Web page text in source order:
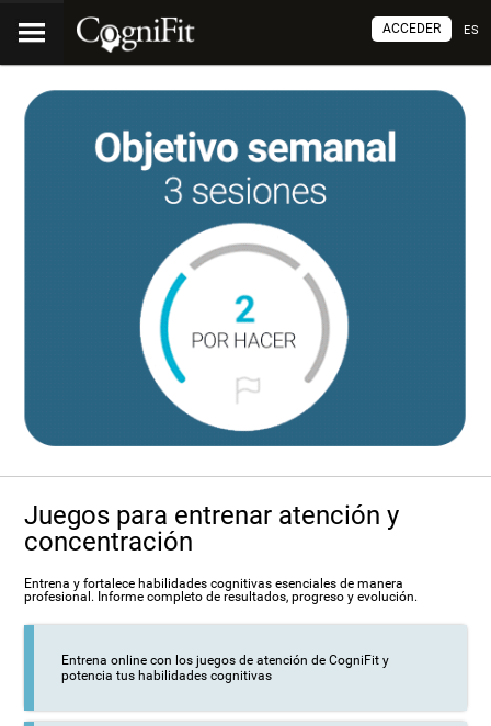
ES
ACCEDER
Juegos para entrenar atención y
concentración
Entrena y fortalece habilidades cognitivas esenciales de manera
profesional. Informe completo de resultados, progreso y evolución.
Entrena online con los juegos de atención de CogniFit y
potencia tus habilidades cognitivas